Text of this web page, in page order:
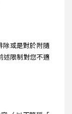
除或是對於附隨
述限制對您不適